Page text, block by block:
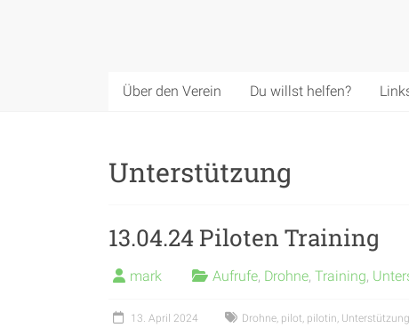
Über den Verein Du willst helfen?
Unterstützung
13.04.24 Piloten Training
mark Aufrufe, Drohne, Training,
13. April 2024 Drohne, pilot, pilotin, Unterstützung